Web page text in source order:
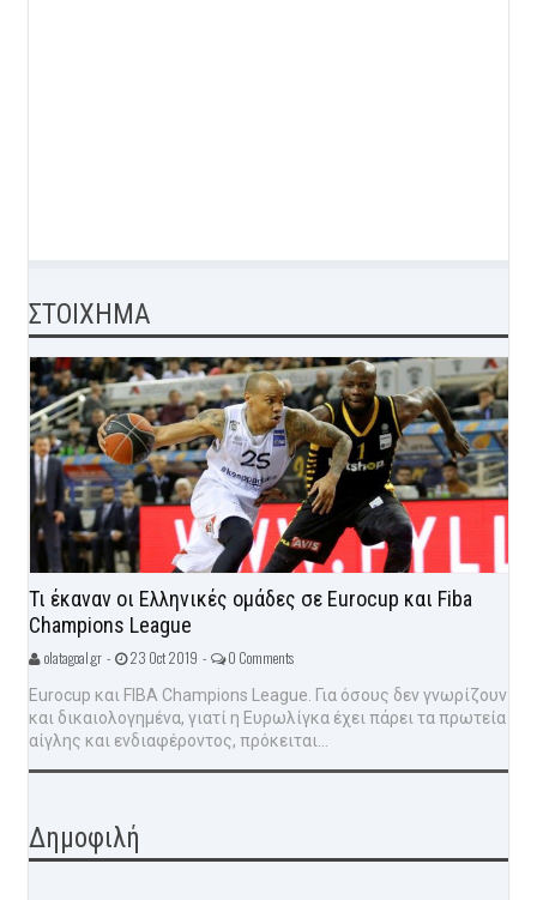
ΣΤΟΙΧΗΜΑ
Τι έκαναν οι Ελληνικές ομάδες σε Eurocup και Fiba
Champions League
olatagoal.gr - 23 Oct 2019 - 0 Comments
Eurocup και FIBA Champions League. Για όσους δεν γνωρίζουν
και δικαιολογημένα, γιατί η Ευρωλίγκα έχει πάρει τα πρωτεία
αίγλης και ενδιαφέροντος, πρόκειται...
Δημοφιλή